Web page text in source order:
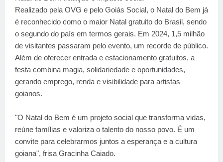
Realizado pela OVG e pelo Goiás Social, o Natal do Bem já
é reconhecido como o maior Natal gratuito do Brasil, sendo
o segundo do país em termos gerais. Em 2024, 1,5 milhão
de visitantes passaram pelo evento, um recorde de público.
Além de oferecer entrada e estacionamento gratuitos, a
festa combina magia, solidariedade e oportunidades,
gerando emprego, renda e visibilidade para artistas
goianos.
"O Natal do Bem é um projeto social que transforma vidas,
reúne famílias e valoriza o talento do nosso povo. É um
convite para celebrarmos juntos a esperança e a cultura
goiana", frisa Gracinha Caiado.